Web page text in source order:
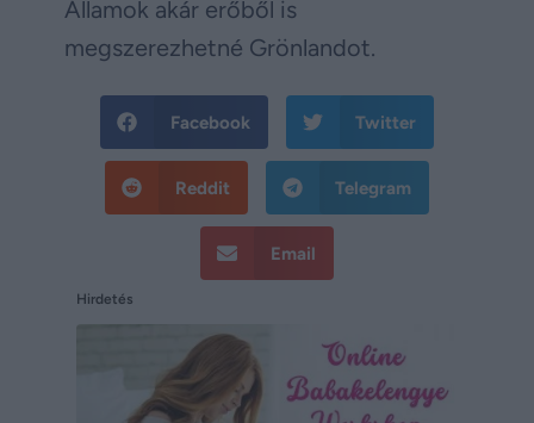
Államok akár erőből is
megszerezhetné Grönlandot.
Facebook Twitter
Reddit Telegram
Email
Hirdetés